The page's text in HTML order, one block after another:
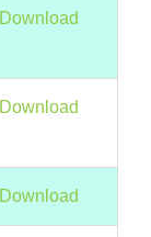
Download
Download
Download